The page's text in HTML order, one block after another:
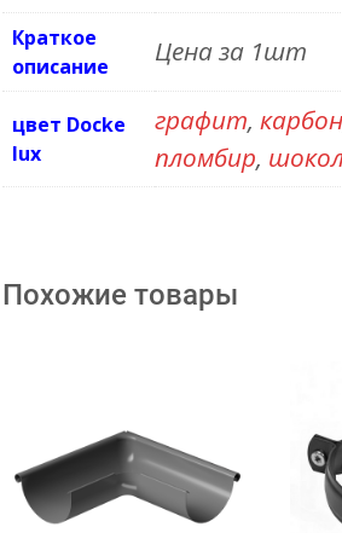
(регулируемый)
Краткое
описание
Цена за 1шт
цвет Docke
lux
графит, карбон
пломбир,
Похожие товары